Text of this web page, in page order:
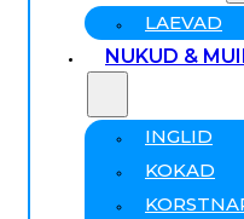
LAEVAD
NUKUD &
INGLID
KOKAD